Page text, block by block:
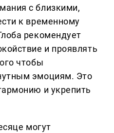
с близкими,
к временному
рекомендует
и проявлять
чтобы
эмоциям. Это
и укрепить
могут